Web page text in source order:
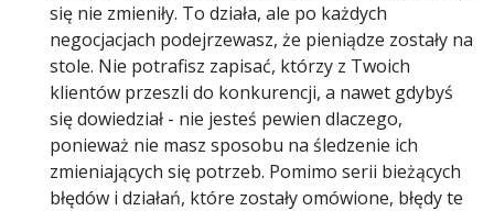
się nie zmieniły. To działa, ale po każdych
negocjacjach podejrzewasz, że pieniądze zostały na
stole. Nie potrafisz zapisać, którzy z Twoich
klientów przeszli do konkurencji, a nawet gdybyś
się dowiedział - nie jesteś pewien dlaczego,
ponieważ nie masz sposobu na śledzenie ich
zmieniających się potrzeb. Pomimo serii bieżących
błędów i działań, które zostały omówione, błędy te